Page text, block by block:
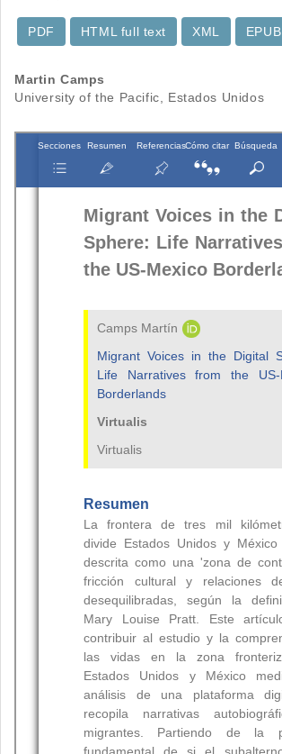
PDF
HTML full text
XML
EPUB
Contenido
principal
del
artículo
Martin Camps
University of the Pacific, Estados Unidos